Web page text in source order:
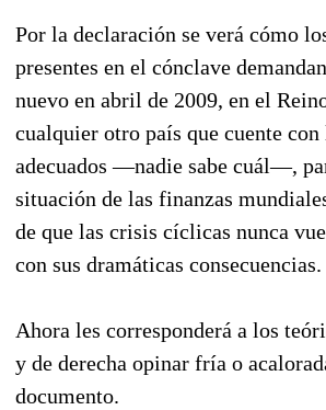
Por la declaración se verá cómo
presentes en el cónclave
nuevo en abril de 2009, en el
cualquier otro país que cuente
adecuados —nadie sabe cuál—,
situación de las finanzas
de que las crisis cíclicas nunca
con sus dramáticas consecuencias.
Ahora les corresponderá a los
y de derecha opinar fría o
documento.